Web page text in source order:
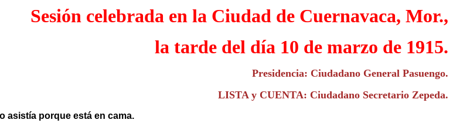
Sesión celebrada en la Ciudad de Cuernavaca, Mor.,
la tarde del día 10 de marzo de 1915.
Presidencia: Ciudadano General Pasuengo.
LISTA y CUENTA: Ciudadano Secretario Zepeda.
asistía porque está en cama.